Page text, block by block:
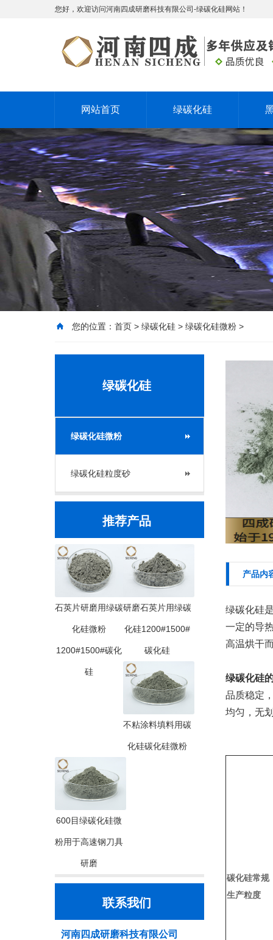
您好，欢迎访问河南四成研磨科技有限公司-绿碳化硅网站！
网站首页 绿碳化硅
您的位置： 首页 > 绿碳化硅 > 绿碳化硅微粉 >
绿碳化硅
绿碳化硅微粉
绿碳化硅粒度砂
推荐产品
石英片研磨用绿碳
化硅微粉
1200#1500#碳化
硅
研磨石英片用绿碳
化硅1200#1500#
碳化硅
不粘涂料填料用碳
化硅碳化硅微粉
600目绿碳化硅微
粉用于高速钢刀具
研磨
联系我们
河南四成研磨科技有限公司
产品内
绿碳化硅
一定的导
高温烘干
绿碳化硅
品质稳定
均匀，无
碳化硅常规
生产粒度